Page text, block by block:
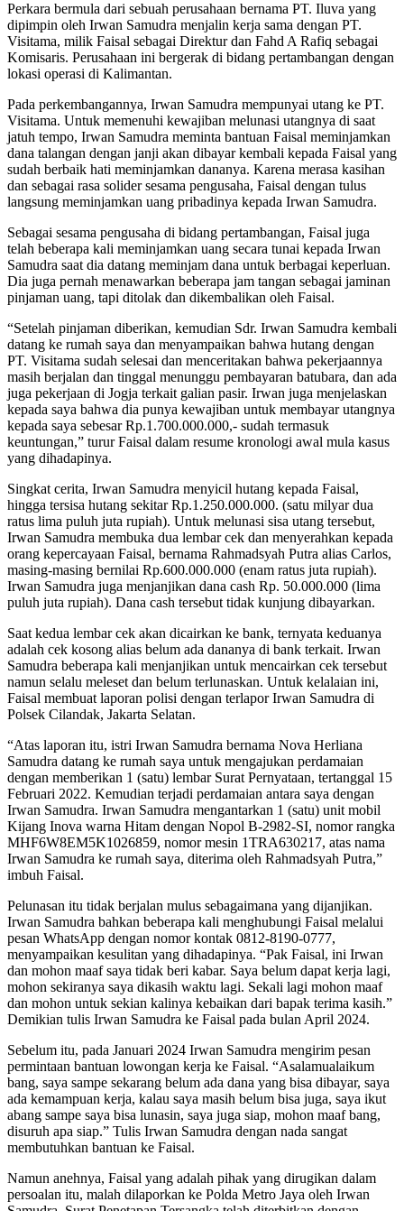
Perkara bermula dari sebuah perusahaan bernama PT. Iluva yang
dipimpin oleh Irwan Samudra menjalin kerja sama dengan PT.
Visitama, milik Faisal sebagai Direktur dan Fahd A Rafiq sebagai
Komisaris. Perusahaan ini bergerak di bidang pertambangan dengan
lokasi operasi di Kalimantan.
Pada perkembangannya, Irwan Samudra mempunyai utang ke PT.
Visitama. Untuk memenuhi kewajiban melunasi utangnya di saat
jatuh tempo, Irwan Samudra meminta bantuan Faisal meminjamkan
dana talangan dengan janji akan dibayar kembali kepada Faisal yang
sudah berbaik hati meminjamkan dananya. Karena merasa kasihan
dan sebagai rasa solider sesama pengusaha, Faisal dengan tulus
langsung meminjamkan uang pribadinya kepada Irwan Samudra.
Sebagai sesama pengusaha di bidang pertambangan, Faisal juga
telah beberapa kali meminjamkan uang secara tunai kepada Irwan
Samudra saat dia datang meminjam dana untuk berbagai keperluan.
Dia juga pernah menawarkan beberapa jam tangan sebagai jaminan
pinjaman uang, tapi ditolak dan dikembalikan oleh Faisal.
“Setelah pinjaman diberikan, kemudian Sdr. Irwan Samudra kembali
datang ke rumah saya dan menyampaikan bahwa hutang dengan
PT. Visitama sudah selesai dan menceritakan bahwa pekerjaannya
masih berjalan dan tinggal menunggu pembayaran batubara, dan ada
juga pekerjaan di Jogja terkait galian pasir. Irwan juga menjelaskan
kepada saya bahwa dia punya kewajiban untuk membayar utangnya
kepada saya sebesar Rp.1.700.000.000,- sudah termasuk
keuntungan,” turur Faisal dalam resume kronologi awal mula kasus
yang dihadapinya.
Singkat cerita, Irwan Samudra menyicil hutang kepada Faisal,
hingga tersisa hutang sekitar Rp.1.250.000.000. (satu milyar dua
ratus lima puluh juta rupiah). Untuk melunasi sisa utang tersebut,
Irwan Samudra membuka dua lembar cek dan menyerahkan kepada
orang kepercayaan Faisal, bernama Rahmadsyah Putra alias Carlos,
masing-masing bernilai Rp.600.000.000 (enam ratus juta rupiah).
Irwan Samudra juga menjanjikan dana cash Rp. 50.000.000 (lima
puluh juta rupiah). Dana cash tersebut tidak kunjung dibayarkan.
Saat kedua lembar cek akan dicairkan ke bank, ternyata keduanya
adalah cek kosong alias belum ada dananya di bank terkait. Irwan
Samudra beberapa kali menjanjikan untuk mencairkan cek tersebut
namun selalu meleset dan belum terlunaskan. Untuk kelalaian ini,
Faisal membuat laporan polisi dengan terlapor Irwan Samudra di
Polsek Cilandak, Jakarta Selatan.
“Atas laporan itu, istri Irwan Samudra bernama Nova Herliana
Samudra datang ke rumah saya untuk mengajukan perdamaian
dengan memberikan 1 (satu) lembar Surat Pernyataan, tertanggal 15
Februari 2022. Kemudian terjadi perdamaian antara saya dengan
Irwan Samudra. Irwan Samudra mengantarkan 1 (satu) unit mobil
Kijang Inova warna Hitam dengan Nopol B-2982-SI, nomor rangka
MHF6W8EM5K1026859, nomor mesin 1TRA630217, atas nama
Irwan Samudra ke rumah saya, diterima oleh Rahmadsyah Putra,”
imbuh Faisal.
Pelunasan itu tidak berjalan mulus sebagaimana yang dijanjikan.
Irwan Samudra bahkan beberapa kali menghubungi Faisal melalui
pesan WhatsApp dengan nomor kontak 0812-8190-0777,
menyampaikan kesulitan yang dihadapinya. “Pak Faisal, ini Irwan
dan mohon maaf saya tidak beri kabar. Saya belum dapat kerja lagi,
mohon sekiranya saya dikasih waktu lagi. Sekali lagi mohon maaf
dan mohon untuk sekian kalinya kebaikan dari bapak terima kasih.”
Demikian tulis Irwan Samudra ke Faisal pada bulan April 2024.
Sebelum itu, pada Januari 2024 Irwan Samudra mengirim pesan
permintaan bantuan lowongan kerja ke Faisal. “Asalamualaikum
bang, saya sampe sekarang belum ada dana yang bisa dibayar, saya
ada kemampuan kerja, kalau saya masih belum bisa juga, saya ikut
abang sampe saya bisa lunasin, saya juga siap, mohon maaf bang,
disuruh apa siap.” Tulis Irwan Samudra dengan nada sangat
membutuhkan bantuan ke Faisal.
Namun anehnya, Faisal yang adalah pihak yang dirugikan dalam
persoalan itu, malah dilaporkan ke Polda Metro Jaya oleh Irwan